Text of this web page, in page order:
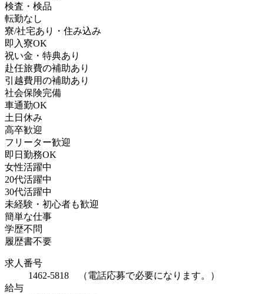
検査・検品
転勤なし
寮/社宅あり・住み込み
即入寮OK
祝い金・特典あり
赴任旅費の補助あり
引越費用の補助あり
社会保険完備
車通勤OK
土日休み
高卒歓迎
フリーター歓迎
即日勤務OK
女性活躍中
20代活躍中
30代活躍中
未経験・初心者も歓迎
簡単な仕事
学歴不問
履歴書不要
求人番号
1462-5818 （電話応募で必要になります。）
給与